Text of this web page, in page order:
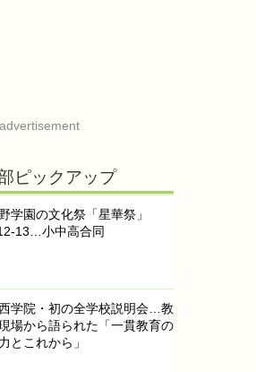
advertisement
ピックアップ
学園の文化祭「星華祭」
13…小中高合同
学院・初の全学校説明会…教
場から語られた「一貫教育の
とこれから」